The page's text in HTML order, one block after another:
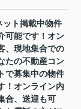
ト掲載中物件
可能です！オン
、現地集合での
たの不動産コン
で募集中の物件
！オンライン内
合、送迎も可